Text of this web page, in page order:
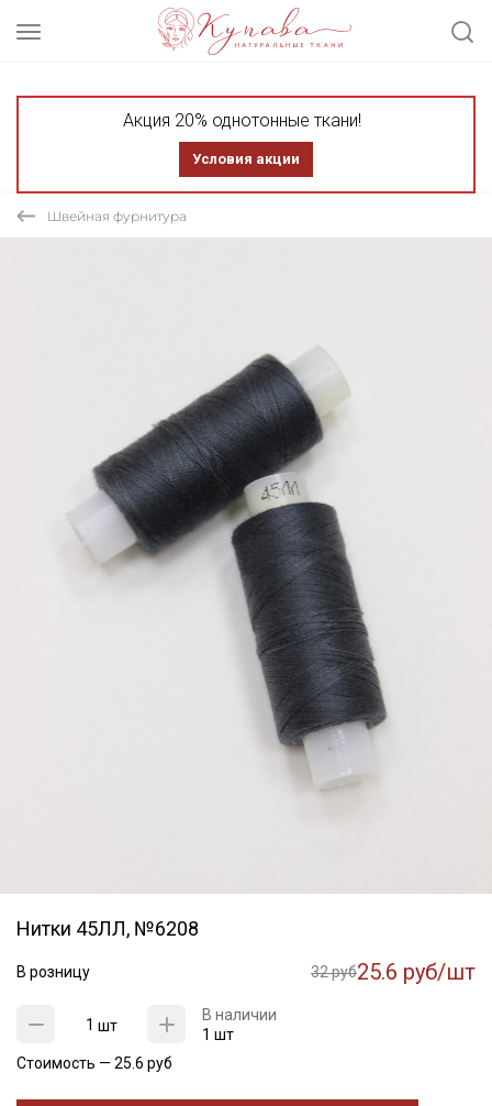
Акция 20% однотонные ткани!
Условия акции
Швейная фурнитура
Нитки 45ЛЛ, №6208
В розницу 32 руб25.6 руб/шт
шт
В наличии
1 шт
Стоимость — 25.6 руб